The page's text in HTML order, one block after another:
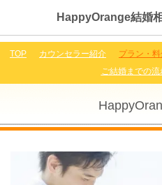
HappyOrange結婚
TOP カウンセラー紹介 プラン・料
ご結婚までの流